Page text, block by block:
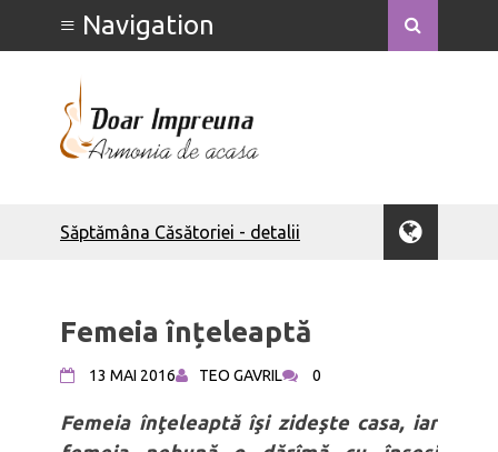
Săptămâna Căsătoriei - detalii
un soț
Bărbați integri
Bărbatul – om al rugăciunii
Calculove
Femeia înțeleaptă
13 MAI 2016 TEO GAVRIL 0
Femeia înţeleaptă îşi zideşte casa, iar